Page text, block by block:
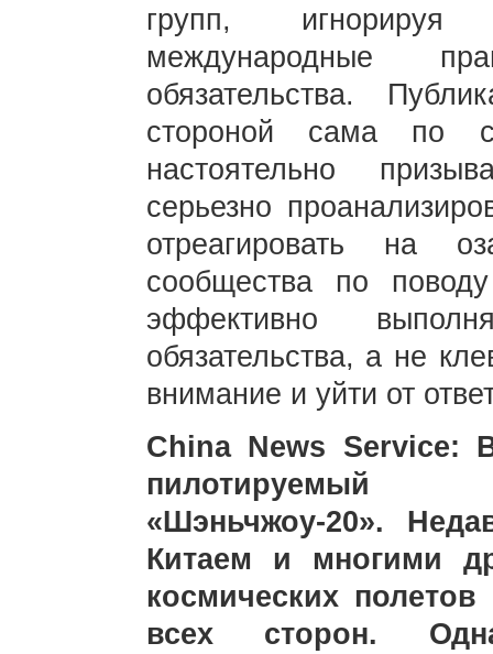
групп, игнорируя
международные
обязательства.
стороной сама по
настоятельно
серьезно
отреагировать на
сообщества по
эффективно
обязательства, а не
внимание и уйти от
China News Service:
пилотируемый
«Шэньчжоу-20».
Китаем и многими
космических
всех сторон.